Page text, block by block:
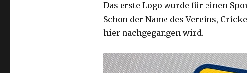
Das erste Logo wurde für einen
Schon der Name des Vereins,
hier nachgegangen wird.